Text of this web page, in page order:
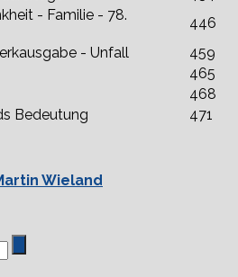
- Familie - 78.
446
- Unfall
459
465
468
Bedeutung
471
Wieland